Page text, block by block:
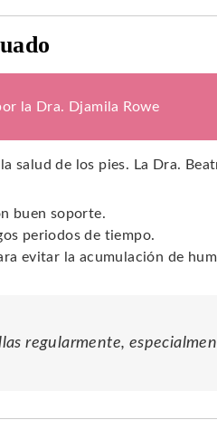
la Dra. Djamila Rowe
salud de los pies. La Dra.
buen soporte.
periodos de tiempo.
evitar la acumulación de
regularmente,